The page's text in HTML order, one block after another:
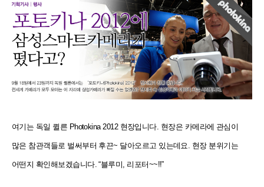
여기는 독일 퀼른 Photokina 2012 현장입니다. 현장은 카메라에 관심이
많은 참관객들로 벌써부터 후끈~ 달아오르고 있는데요. 현장 분위기는
어떤지 확인해보겠습니다. “블루미, 리포터~~!!”